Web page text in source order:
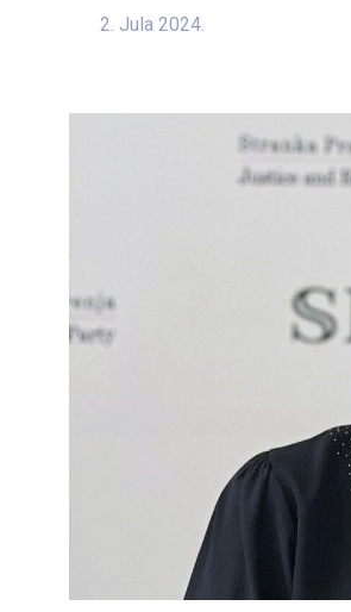
2. Jula 2024.